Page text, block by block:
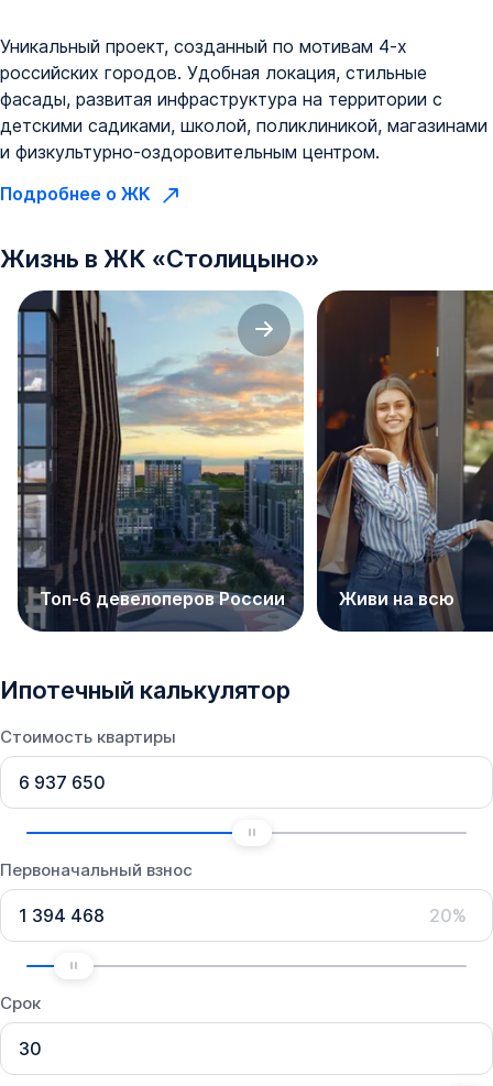
Уникальный проект, созданный по мотивам 4-х
российских городов. Удобная локация, стильные
фасады, развитая инфраструктура на территории с
детскими садиками, школой, поликлиникой, магазинами
и физкультурно-оздоровительным центром.
Подробнее о ЖК
Жизнь в ЖК «Столицыно»
Топ-6 девелоперов России Живи на всю
Ипотечный калькулятор
Стоимость квартиры
Первоначальный взнос
20%
Срок